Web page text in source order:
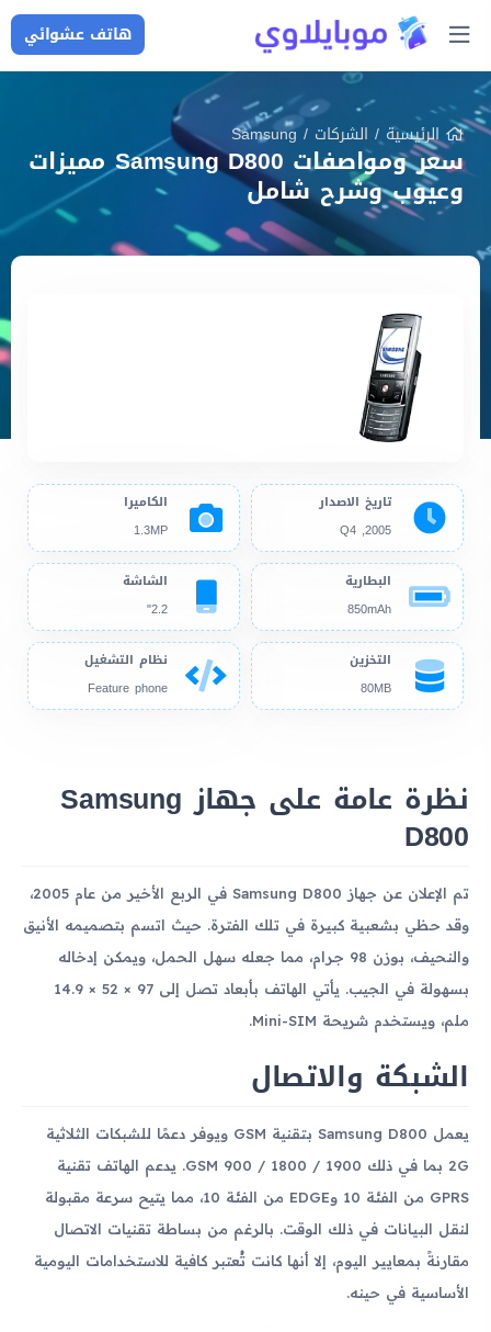
هاتف عشوائي
الرئيسية/ الشركات /
Samsung
سعر ومواصفات Samsung D800 مميزات
وعيوب وشرح شامل
تاريخ الاصدار
2005, Q4
الكاميرا
1.3MP
البطارية
850mAh
الشاشة
2.2"
التخزين
80MB
نظام التشغيل
Feature phone
نظرة عامة على جهاز Samsung
D800
تم الإعلان عن جهاز Samsung D800 في الربع الأخير من عام 2005،
وقد حظي بشعبية كبيرة في تلك الفترة. حيث اتسم بتصميمه الأنيق
والنحيف، بوزن 98 جرام، مما جعله سهل الحمل، ويمكن إدخاله
بسهولة في الجيب. يأتي الهاتف بأبعاد تصل إلى 97 × 52 × 14.9
ملم، ويستخدم شريحة Mini-SIM.
الشبكة والاتصال
يعمل Samsung D800 بتقنية GSM ويوفر دعمًا للشبكات الثلاثية
2G بما في ذلك GSM 900 / 1800 / 1900. يدعم الهاتف تقنية
GPRS من الفئة 10 وEDGE من الفئة 10، مما يتيح سرعة مقبولة
لنقل البيانات في ذلك الوقت. بالرغم من بساطة تقنيات الاتصال
مقارنةً بمعايير اليوم، إلا أنها كانت تُعتبر كافية للاستخدامات اليومية
الأساسية في حينه.